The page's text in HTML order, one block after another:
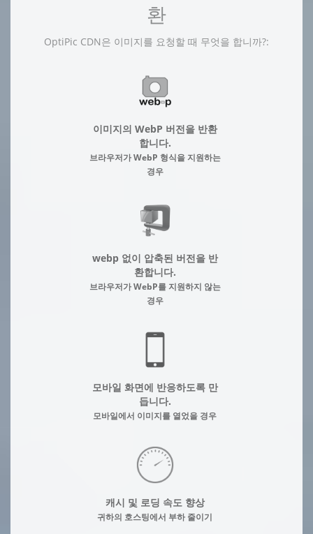
환
OptiPic CDN은 이미지를 요청할 때 무엇을 합니까?:
이미지의 WebP 버전을 반환
합니다.
브라우저가 WebP 형식을 지원하는
경우
webp 없이 압축된 버전을 반
환합니다.
브라우저가 WebP를 지원하지 않는
경우
모바일 화면에 반응하도록 만
듭니다.
모바일에서 이미지를 열었을 경우
캐시 및 로딩 속도 향상
귀하의 호스팅에서 부하 줄이기